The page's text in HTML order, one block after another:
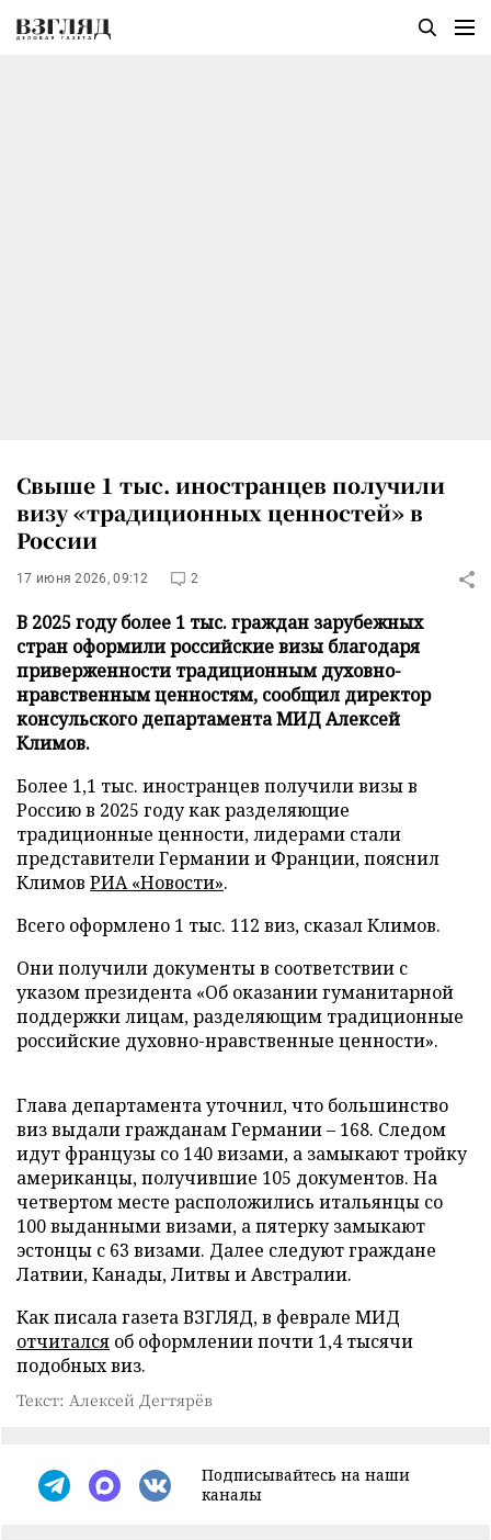
Свыше 1 тыс. иностранцев получили
визу «традиционных ценностей» в
России
17 июня 2026, 09:12 2
В 2025 году более 1 тыс. граждан зарубежных
стран оформили российские визы благодаря
приверженности традиционным духовно-
нравственным ценностям, сообщил директор
консульского департамента МИД Алексей
Климов.
Более 1,1 тыс. иностранцев получили визы в
Россию в 2025 году как разделяющие
традиционные ценности, лидерами стали
представители Германии и Франции, пояснил
Климов РИА «Новости».
Всего оформлено 1 тыс. 112 виз, сказал Климов.
Они получили документы в соответствии с
указом президента «Об оказании гуманитарной
поддержки лицам, разделяющим традиционные
российские духовно-нравственные ценности».
Глава департамента уточнил, что большинство
виз выдали гражданам Германии – 168. Следом
идут французы со 140 визами, а замыкают тройку
американцы, получившие 105 документов. На
четвертом месте расположились итальянцы со
100 выданными визами, а пятерку замыкают
эстонцы с 63 визами. Далее следуют граждане
Латвии, Канады, Литвы и Австралии.
Как писала газета ВЗГЛЯД, в феврале МИД
отчитался об оформлении почти 1,4 тысячи
подобных виз.
Текст: Алексей Дегтярёв
Подписывайтесь на наши
каналы